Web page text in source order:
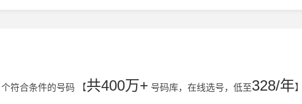
个符合条件的号码 【共400万+ 号码库，在线选号，低至328/年】